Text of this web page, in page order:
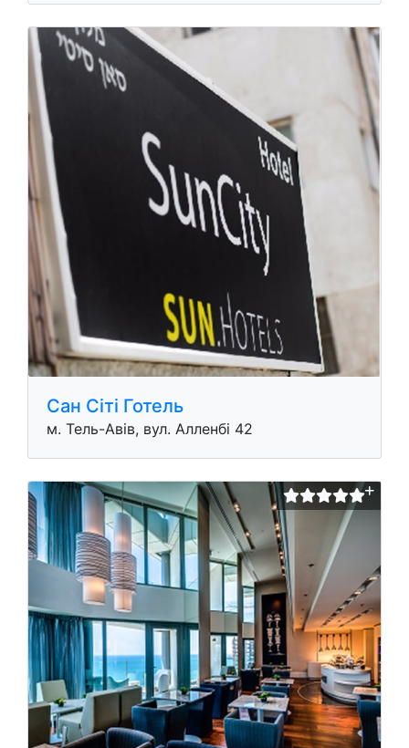
Сан Сіті Готель
м. Тель-Авів, вул. Алленбі 42